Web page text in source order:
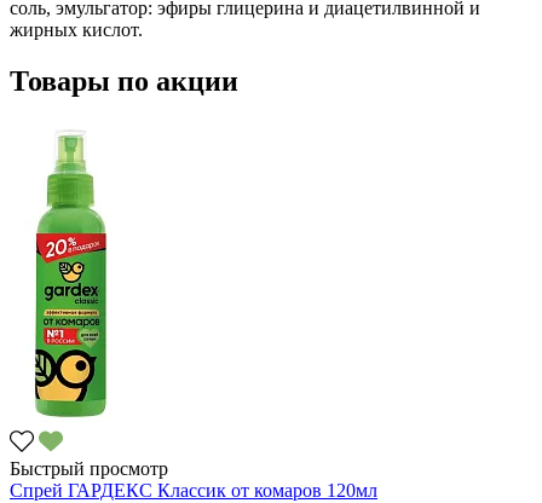
соль, эмульгатор: эфиры глицерина и диацетилвинной и
жирных кислот.
Товары по акции
Быстрый просмотр
Спрей ГАРДЕКС Классик от комаров 120мл